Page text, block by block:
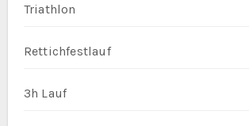
Triathlon
Rettichfestlauf
3h Lauf